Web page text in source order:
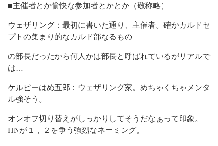
■主催者とか愉快な参加者とかとか（敬称略）
ウェザリング：最初に書いた通り、主催者。確かカルドセ
プトの集まり的なカルド部なるもの
の部長だったから何人かは部長と呼ばれているがリアルで
は…
ケルピーはめ五郎：ウェザリング家。めちゃくちゃメンタ
ル強そう。
オンオフ切り替えがしっかりしてそうだなぁって印象。
HNが１，２を争う強烈なネーミング。